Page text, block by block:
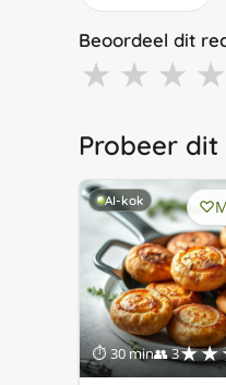
Beoordeel dit
★ ★ ★ ★
Probeer
AI-kok
⏱ 30 min👥 3